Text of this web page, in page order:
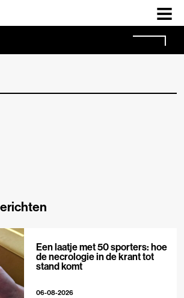
Een laatje met 50 sporters: hoe
de necrologie in de krant tot
stand komt
06-08-2026